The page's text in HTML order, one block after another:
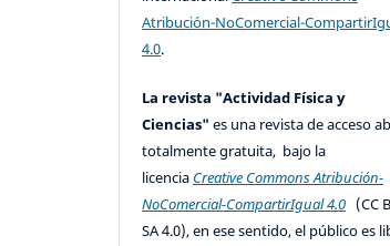
Atribución-NoComercial-
4.0.
La revista "Actividad Física y
Ciencias"es una revista de acceso
totalmente gratuita, bajo la
licencia Creative Commons Atribución-
NoComercial-CompartirIgual 4.0 (CC
SA 4.0), en ese sentido, el público es